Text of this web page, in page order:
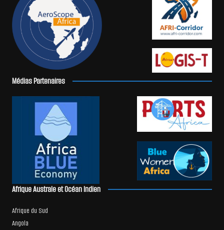
Médias Partenaires
Afrique Australe et Océan Indien
Afrique du Sud
Angola